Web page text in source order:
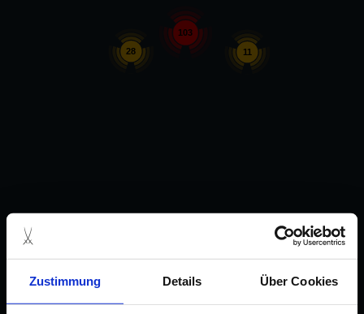
Zustimmung Details Über Cookies
103
11
28